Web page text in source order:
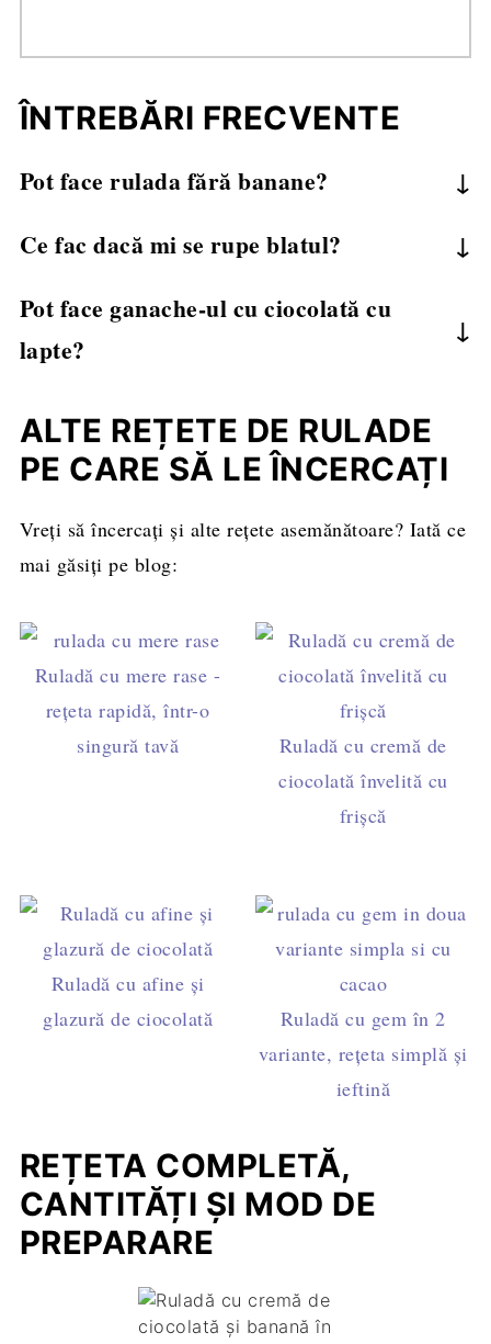
ÎNTREBĂRI FRECVENTE
Pot face rulada fără banane?
crocant.
Ce fac dacă mi se rupe blatul?
"lipici". După decorare, nu se va vedea nimic!
Pot face ganache-ul cu ciocolată cu
lapte?
păstra fermitatea.
ALTE REȚETE DE RULADE
PE CARE SĂ LE ÎNCERCAȚI
Vreți să încercați și alte rețete asemănătoare? Iată ce
mai găsiți pe blog:
Ruladă cu mere rase -
rețeta rapidă, într-o
singură tavă
Ruladă cu cremă de
ciocolată învelită cu
frişcă
Ruladă cu afine şi
glazură de ciocolată
Ruladă cu gem în 2
variante, rețeta simplă și
ieftină
REȚETA COMPLETĂ,
CANTITĂȚI ȘI MOD DE
PREPARARE